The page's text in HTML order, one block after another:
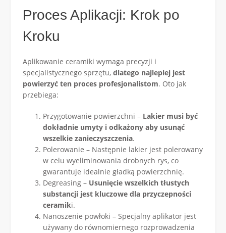
Proces Aplikacji: Krok po
Kroku
Aplikowanie ceramiki wymaga precyzji i
specjalistycznego sprzętu, dlatego najlepiej jest
powierzyć ten proces profesjonalistom. Oto jak
przebiega:
Przygotowanie powierzchni – Lakier musi być
dokładnie umyty i odkażony aby usunąć
wszelkie zanieczyszczenia.
Polerowanie – Następnie lakier jest polerowany
w celu wyeliminowania drobnych rys, co
gwarantuje idealnie gładką powierzchnię.
Degreasing – Usunięcie wszelkich tłustych
substancji jest kluczowe dla przyczepności
ceramiki.
Nanoszenie powłoki – Specjalny aplikator jest
używany do równomiernego rozprowadzenia